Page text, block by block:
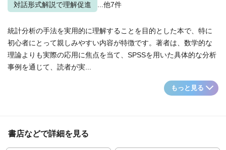
対話形式解説で理解促進
...他7件
統計分析の手法を実用的に理解することを目的とした本で、特に
初心者にとって親しみやすい内容が特徴です。著者は、数学的な
理論よりも実際の応用に焦点を当て、SPSSを用いた具体的な分析
事例を通じて、読者が実...
もっと見る
書店などで詳細を見る